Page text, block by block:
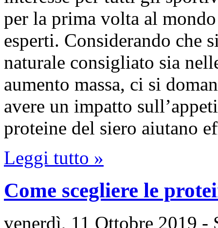
per la prima volta al
esperti. Considerando che
naturale consigliato sia
aumento massa, ci si
avere un impatto
proteine del siero aiutano
Leggi tutto »
Come scegliere le
venerdì, 11 Ottobre 2019 -